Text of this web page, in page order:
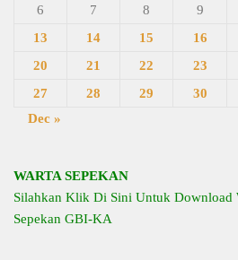
6
7 8 9
13
14 15 16
20
21 22 23
27
28 29
30
Dec »
WARTA SEPEKAN
Silahkan Klik Di Sini Untuk Download
Sepekan GBI-KA